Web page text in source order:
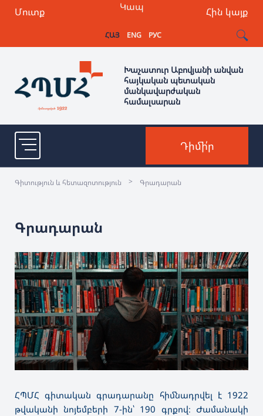
Մուտք Հին կայք
Կապ
ՀԱՅ ENG РУС
Խաչատուր Աբովյանի անվան
հայկական պետական
մանկավարժական
համալսարան
Դիմի՛ր
Գիտություն և հետազոտություն > Գրադարան
Գրադարան
ՀՊՄՀ գիտական գրադարանը հիմնադրվել է 1922
թվականի նոյեմբերի 7-ին՝ 190 գրքով։ Ժամանակի